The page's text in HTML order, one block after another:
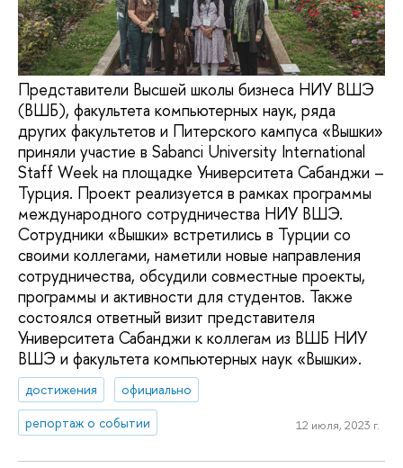
Представители Высшей школы бизнеса НИУ ВШЭ
(ВШБ), факультета компьютерных наук, ряда
других факультетов и Питерского кампуса «Вышки»
приняли участие в Sabanci University International
Staff Week на площадке Университета Сабанджи –
Турция. Проект реализуется в рамках программы
международного сотрудничества НИУ ВШЭ.
Сотрудники «Вышки» встретились в Турции со
своими коллегами, наметили новые направления
сотрудничества, обсудили совместные проекты,
программы и активности для студентов. Также
состоялся ответный визит представителя
Университета Сабанджи к коллегам из ВШБ НИУ
ВШЭ и факультета компьютерных наук «Вышки».
достижения
официально
репортаж о событии
12 июля, 2023 г.